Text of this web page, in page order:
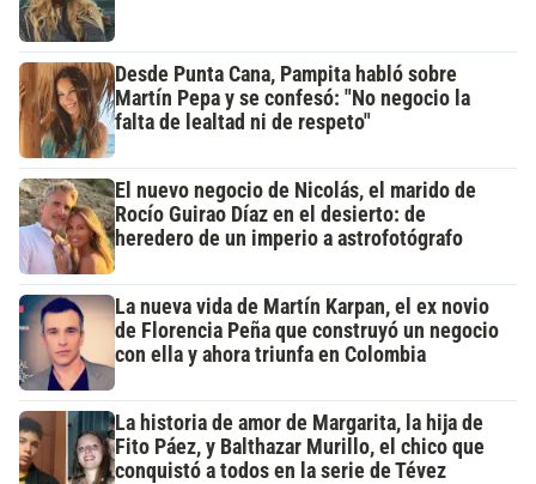
Desde Punta Cana, Pampita habló sobre
Martín Pepa y se confesó: "No negocio la
falta de lealtad ni de respeto"
El nuevo negocio de Nicolás, el marido de
Rocío Guirao Díaz en el desierto: de
heredero de un imperio a astrofotógrafo
La nueva vida de Martín Karpan, el ex novio
de Florencia Peña que construyó un negocio
con ella y ahora triunfa en Colombia
La historia de amor de Margarita, la hija de
Fito Páez, y Balthazar Murillo, el chico que
conquistó a todos en la serie de Tévez